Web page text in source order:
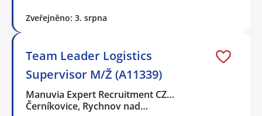
Zveřejněno: 3. srpna
Team Leader Logistics
Supervisor M/Ž (A11339)
Manuvia Expert Recruitment CZ…
Černíkovice, Rychnov nad…